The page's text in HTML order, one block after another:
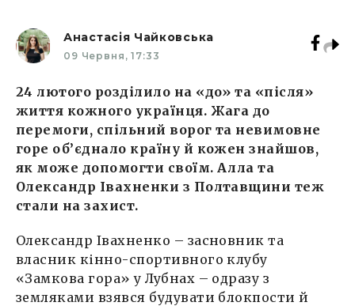
Анастасія Чайковська
09 Червня, 17:33
24 лютого розділило на «до» та «після»
життя кожного українця. Жага до
перемоги, спільний ворог та невимовне
горе об’єднало країну й кожен знайшов,
як може допомогти своїм. Алла та
Олександр Івахненки з Полтавщини теж
стали на захист.
Олександр Івахненко – засновник та
власник кінно-спортивного клубу
«Замкова гора» у Лубнах – одразу з
земляками взявся будувати блокпости й